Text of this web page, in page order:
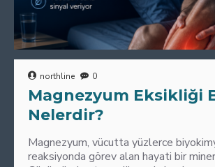
northline 0
Magnezyum Eksikliği
Nelerdir?
Magnezyum, vücutta yüzlerce
reaksiyonda görev alan hayati bir